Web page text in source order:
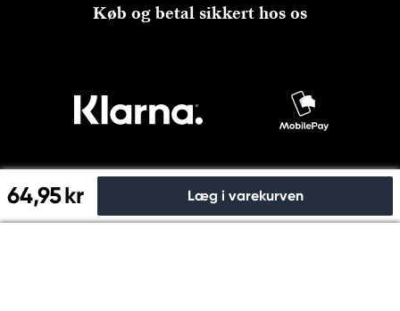
64,95 kr Læg i varekurven
Køb og betal sikkert hos os